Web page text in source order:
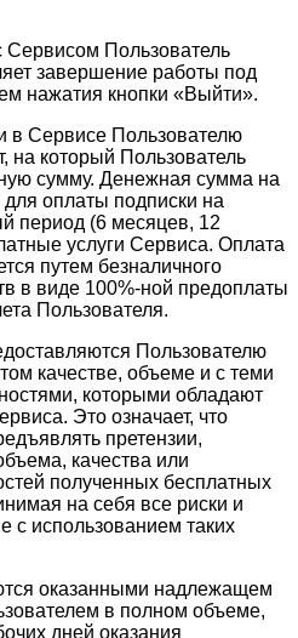
Сервисом Пользователь
завершение работы под
нажатия кнопки «Выйти».
в Сервисе Пользователю
на который Пользователь
сумму. Денежная сумма на
для оплаты подписки на
период (6 месяцев, 12
услуги Сервиса. Оплата
путем безналичного
в виде 100%-ной предоплаты
Пользователя.
Пользователю
качестве, объеме и с теми
которыми обладают
Это означает, что
претензии,
качества или
полученных бесплатных
на себя все риски и
с использованием таких
оказанными надлежащем
в полном объеме,
дней оказания